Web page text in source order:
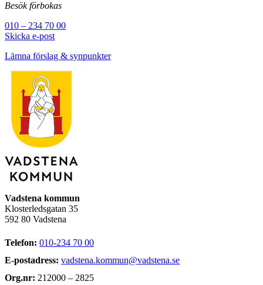
Besök förbokas
010 – 234 70 00
Skicka e-post
Lämna förslag & synpunkter
Vadstena kommun
Klosterledsgatan 35
592 80 Vadstena
Telefon: 010-234 70 00
E-postadress: vadstena.kommun@vadstena.se
Org.nr: 212000 – 2825